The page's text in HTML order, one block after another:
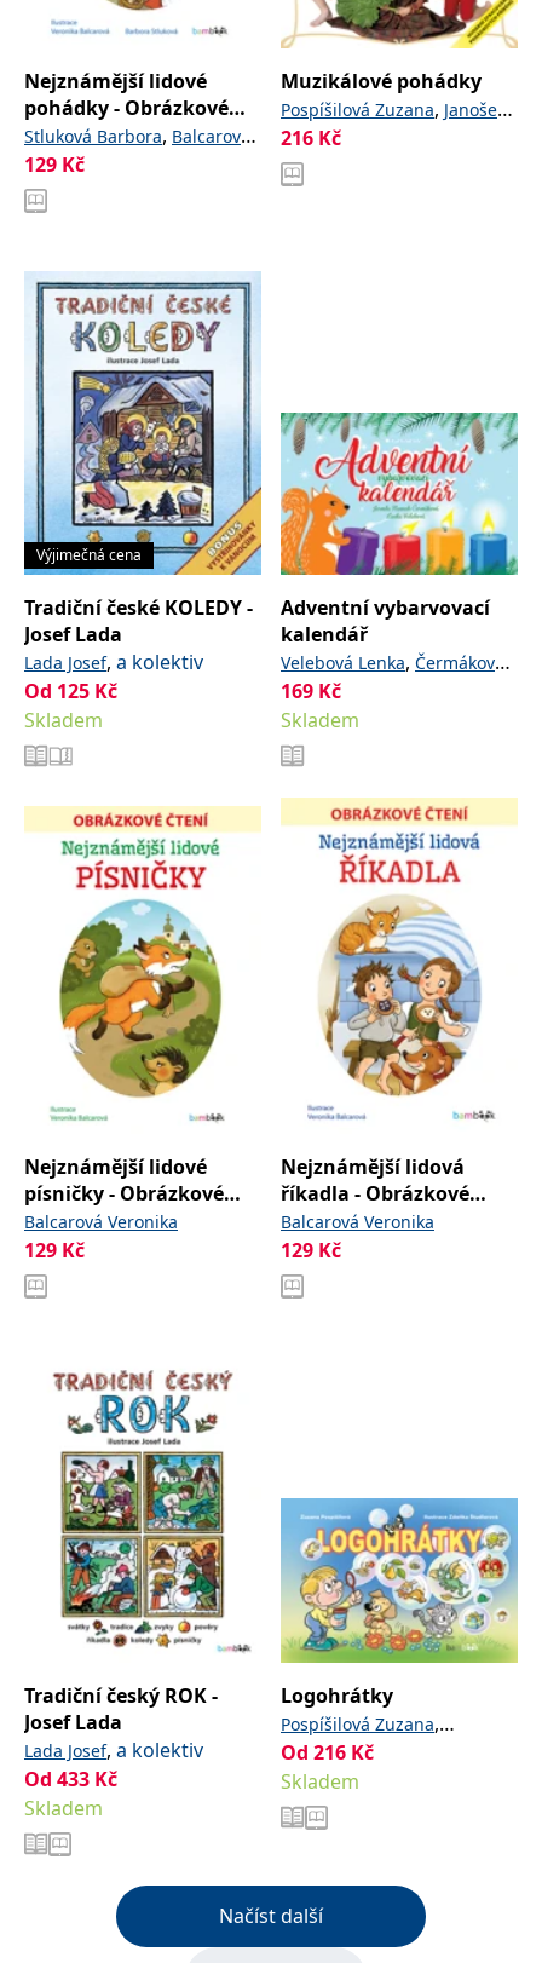
Nejznámější lidové
pohádky - Obrázkové
čtení
Stluková Barbora, Balcarová
Veronika
129 Kč
Muzikálové pohádky
Pospíšilová Zuzana, Janošek
Jaroslav
216 Kč
Výjimečná cena
Tradiční české KOLEDY -
Josef Lada
Lada Josef, a kolektiv
Od 125 Kč
Skladem
Adventní vybarvovací
kalendář
Velebová Lenka, Čermáková
Hannah Jarmila
169 Kč
Skladem
Nejznámější lidové
písničky - Obrázkové
čtení
Balcarová Veronika
129 Kč
Nejznámější lidová
říkadla - Obrázkové
čtení
Balcarová Veronika
129 Kč
Tradiční český ROK -
Josef Lada
Lada Josef, a kolektiv
Od 433 Kč
Skladem
Logohrátky
Pospíšilová Zuzana,
Študlarová Zdeňka
Od 216 Kč
Skladem
Načíst další